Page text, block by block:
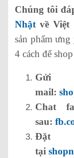
Chúng tôi
Nhật về Việt
sản phẩm
4 cách để
mail:
Chat
sau:
Đặt
tại